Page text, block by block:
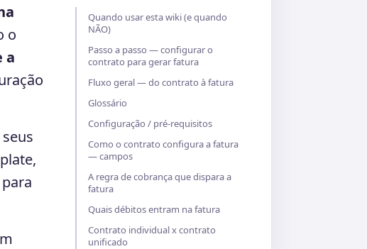
o
a
Quando usar esta wiki (e quando
NÃO)
Passo a passo — configurar o
contrato para gerar fatura
Fluxo geral — do contrato à fatura
Glossário
Configuração / pré-requisitos
Como o contrato configura a fatura
— campos
A regra de cobrança que dispara a
fatura
Quais débitos entram na fatura
Contrato individual x contrato
unificado